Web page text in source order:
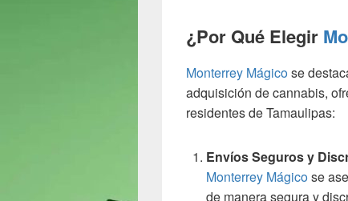
¿Por Qué Elegir
Monterrey Mágicose
adquisición de cannabis,
residentes de Tamaulipas:
Envíos Seguros y
Monterrey Mágicose
de manera segura y